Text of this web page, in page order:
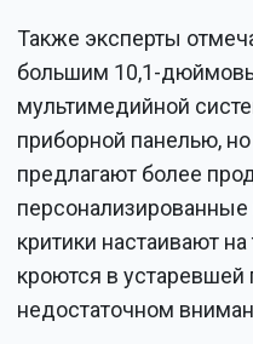
Также эксперты
большим 10,1-
мультимедийной
приборной панелью,
предлагают более
критики настаивают
кроются в устаревшей
недостаточном